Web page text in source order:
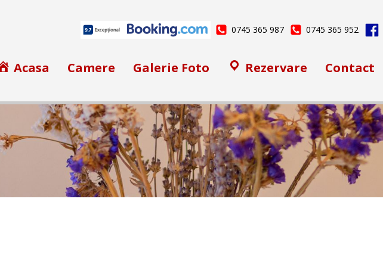
0745 365 987 0745 365 952
Acasa Camere Galerie Foto Rezervare Contact